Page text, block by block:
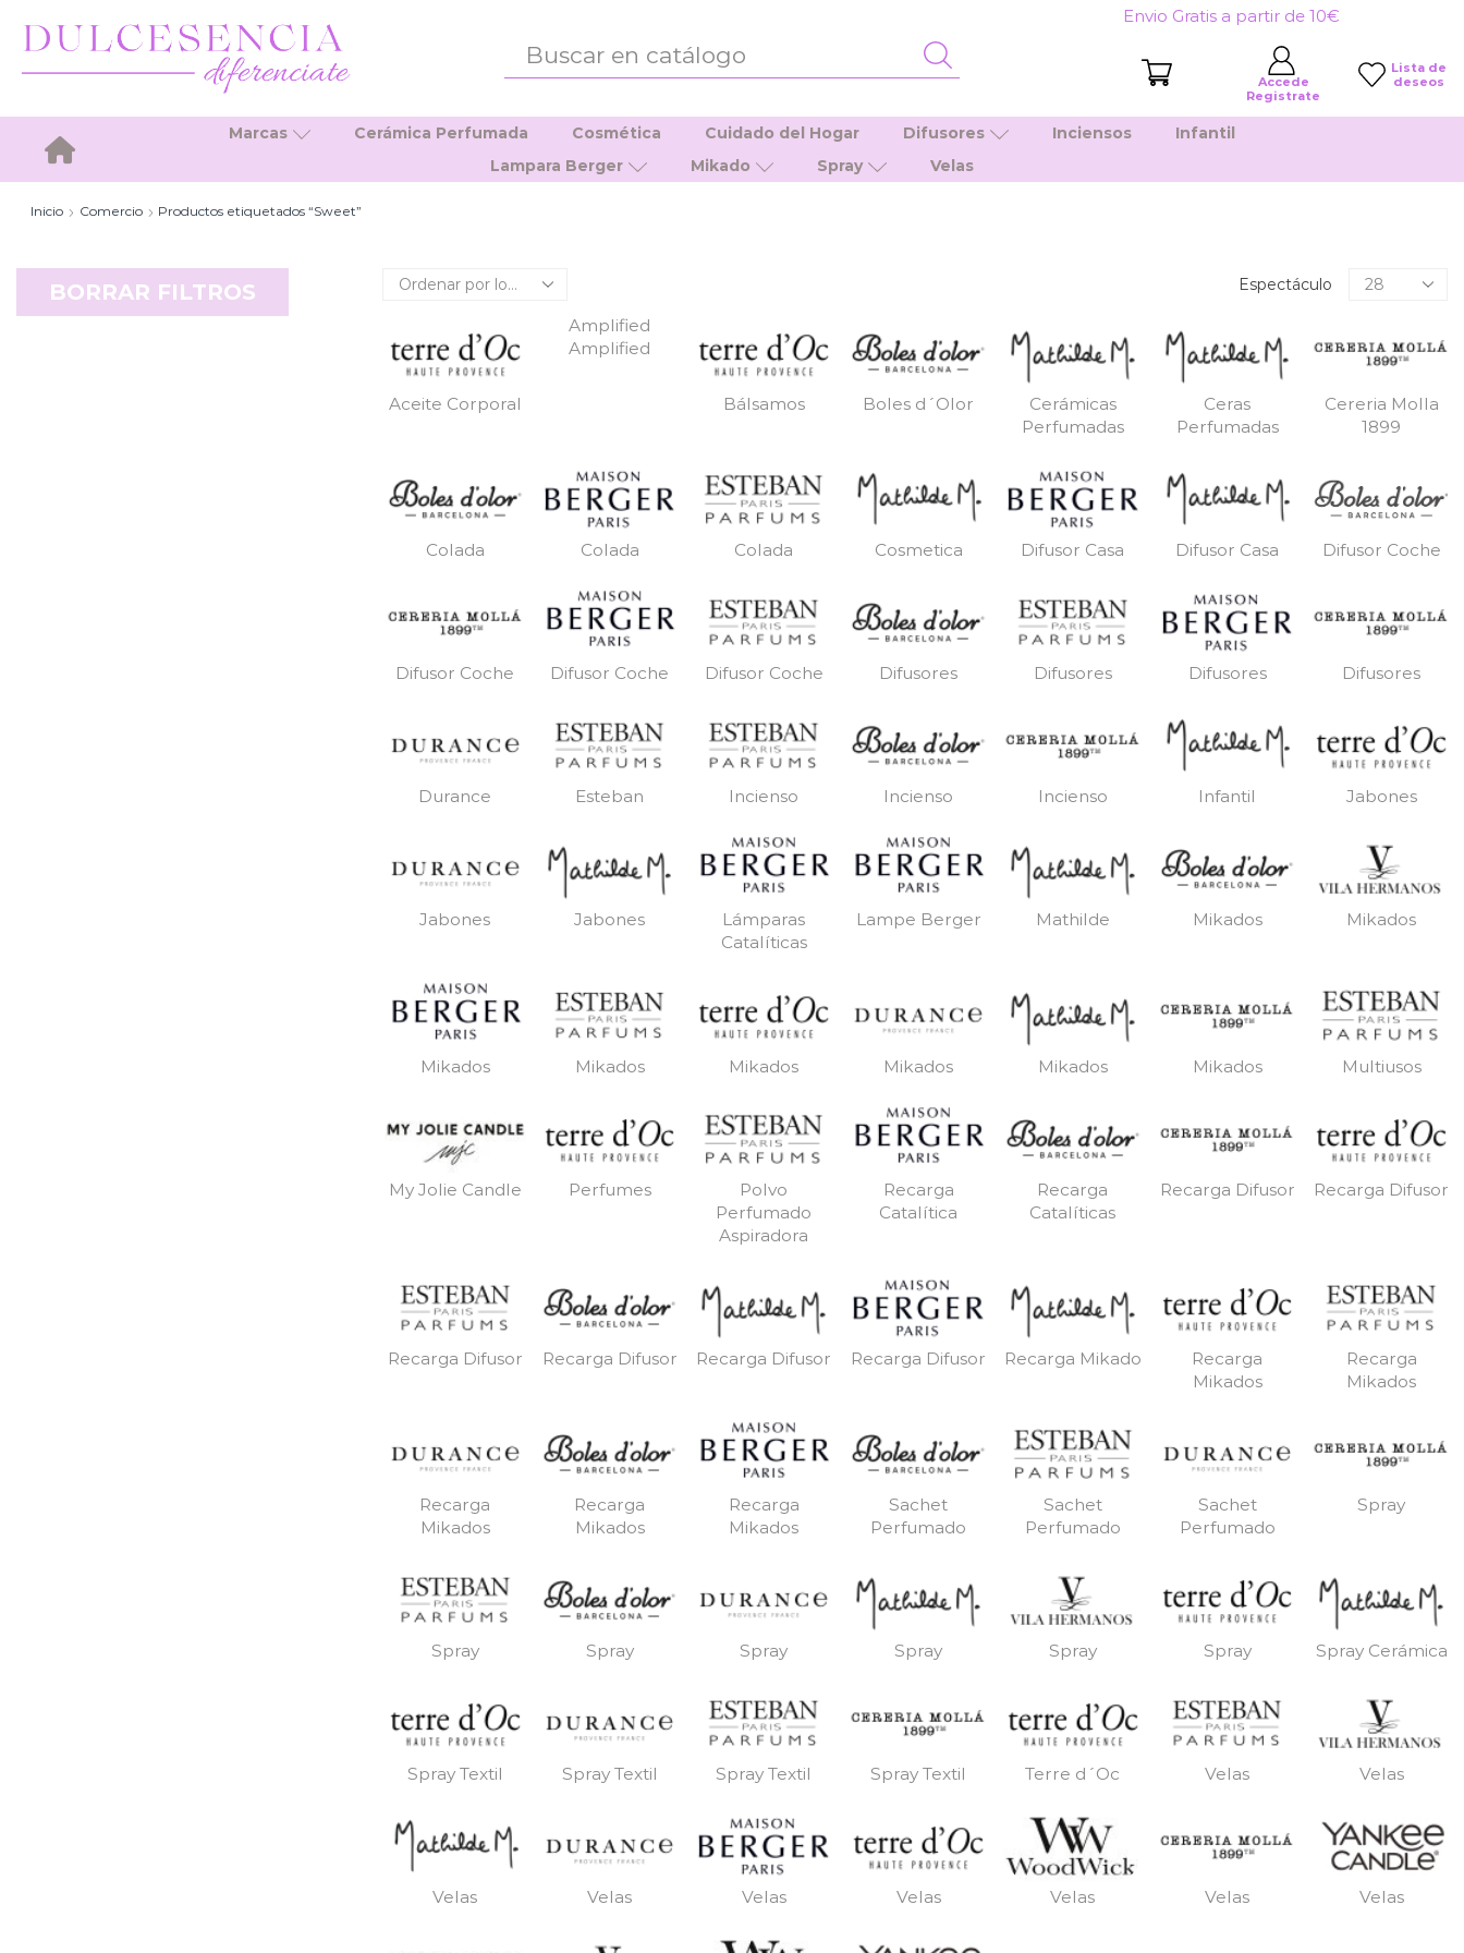
Envio Gratis a partir de 10€
ENTRADA
Accede
Registrate
Lista de
deseos
Inicio
Marcas Cerámica Perfumada Cosmética Cuidado del Hogar Difusores Inciensos
Infantil
Lampara Berger
Mikado Spray Velas
Inicio Comercio Productos etiquetados “Sweet”
Espectáculo
Productos
Aceite Corporal
Amplified
Amplified
Bálsamos Boles d´Olor
Cerámicas
Perfumadas
Ceras
Perfumadas
Cereria Molla
1899
Colada Colada Colada Cosmetica Difusor Casa Difusor Casa Difusor Coche
Difusor Coche Difusor Coche Difusor Coche Difusores Difusores Difusores Difusores
Durance Esteban Incienso Incienso Incienso Infantil Jabones
Jabones Jabones
Lámparas
Catalíticas
Lampe Berger Mathilde Mikados Mikados
Mikados Mikados Mikados Mikados Mikados Mikados Multiusos
My Jolie Candle Perfumes
Polvo
Perfumado
Aspiradora
Recarga
Catalítica
Recarga
Catalíticas
Recarga Difusor Recarga Difusor
Recarga Difusor Recarga Difusor Recarga Difusor Recarga Difusor Recarga Mikado
Recarga
Mikados
Recarga
Mikados
Recarga
Mikados
Recarga
Mikados
Recarga
Mikados
Sachet
Perfumado
Sachet
Perfumado
Sachet
Perfumado
Spray
Spray Spray Spray Spray Spray Spray Spray Cerámica
Spray Textil Spray Textil Spray Textil Spray Textil Terre d´Oc Velas Velas
Velas Velas Velas Velas Velas Velas Velas
BORRAR FILTROS